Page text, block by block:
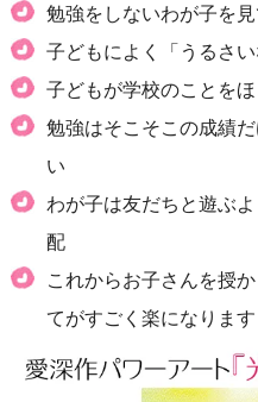
勉強をしないわが子を
子どもによく「うるさ
子どもが学校のことを
勉強はそこそこの成績
い
わが子は友だちと遊ぶ
配
これからお子さんを授
てがすごく楽になります